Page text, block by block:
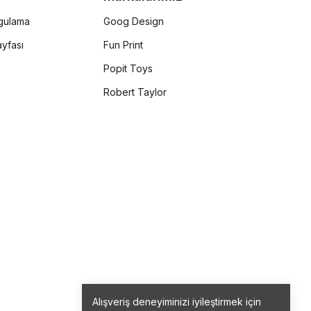
Alışveriş deneyiminizi iyileştirmek için
Goog Design
Fun Print
Popit Toys
Robert Taylor